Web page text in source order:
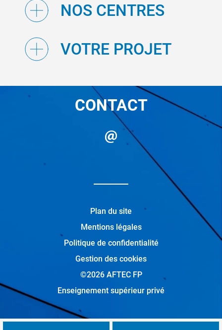
NOS CENTRES
VOTRE PROJET
CONTACT
Plan du site
Mentions légales
Politique de confidentialité
Gestion des cookies
©2026 AFTEC FP
Enseignement supérieur privé